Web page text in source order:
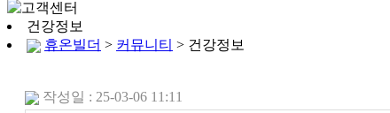
건강정보
휴온빌더 > 커뮤니티 > 건강정보
작성일 : 25-03-06 11:11